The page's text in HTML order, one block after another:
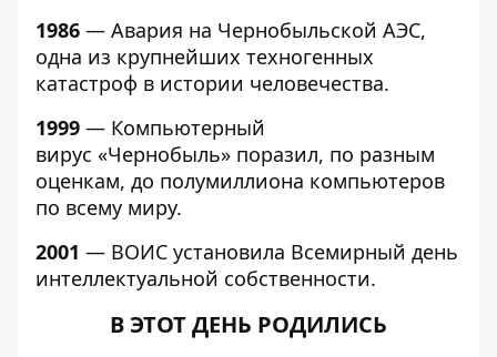
1986 — Авария на Чернобыльской АЭС,
одна из крупнейших техногенных
катастроф в истории человечества.
1999 — Компьютерный
вирус «Чернобыль» поразил, по разным
оценкам, до полумиллиона компьютеров
по всему миру.
2001 — ВОИС установила Всемирный день
интеллектуальной собственности.
В ЭТОТ ДЕНЬ РОДИЛИСЬ